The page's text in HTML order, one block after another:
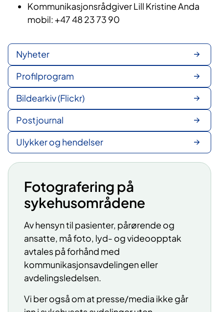
Kommunikasjonsrådgiver Lill Kristine Anda
mobil: +47 48 23 73 90
Nyheter
Profilprogram
Bildearkiv (Flickr)
Postjournal
Ulykker og hendelser
Fotografering på
sykehusområdene
Av hensyn til pasienter, pårørende og
ansatte, må foto, lyd- og videoopptak
avtales på forhånd med
kommunikasjonsavdelingen eller
avdelingsledelsen.
Vi ber også om at presse/media ikke går